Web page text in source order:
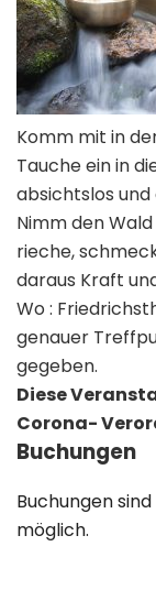
Komm mit in
Tauche ein in
absichtslos
Nimm den
rieche,
daraus Kraft
Wo :
genauer
gegeben.
Diese
Corona-
Buchungen
Buchungen
möglich.